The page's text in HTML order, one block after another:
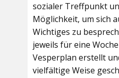
sozialer Treffpunkt
Möglichkeit, um sich
Wichtiges zu
jeweils für eine
Vesperplan erstellt
vielfältige Weise